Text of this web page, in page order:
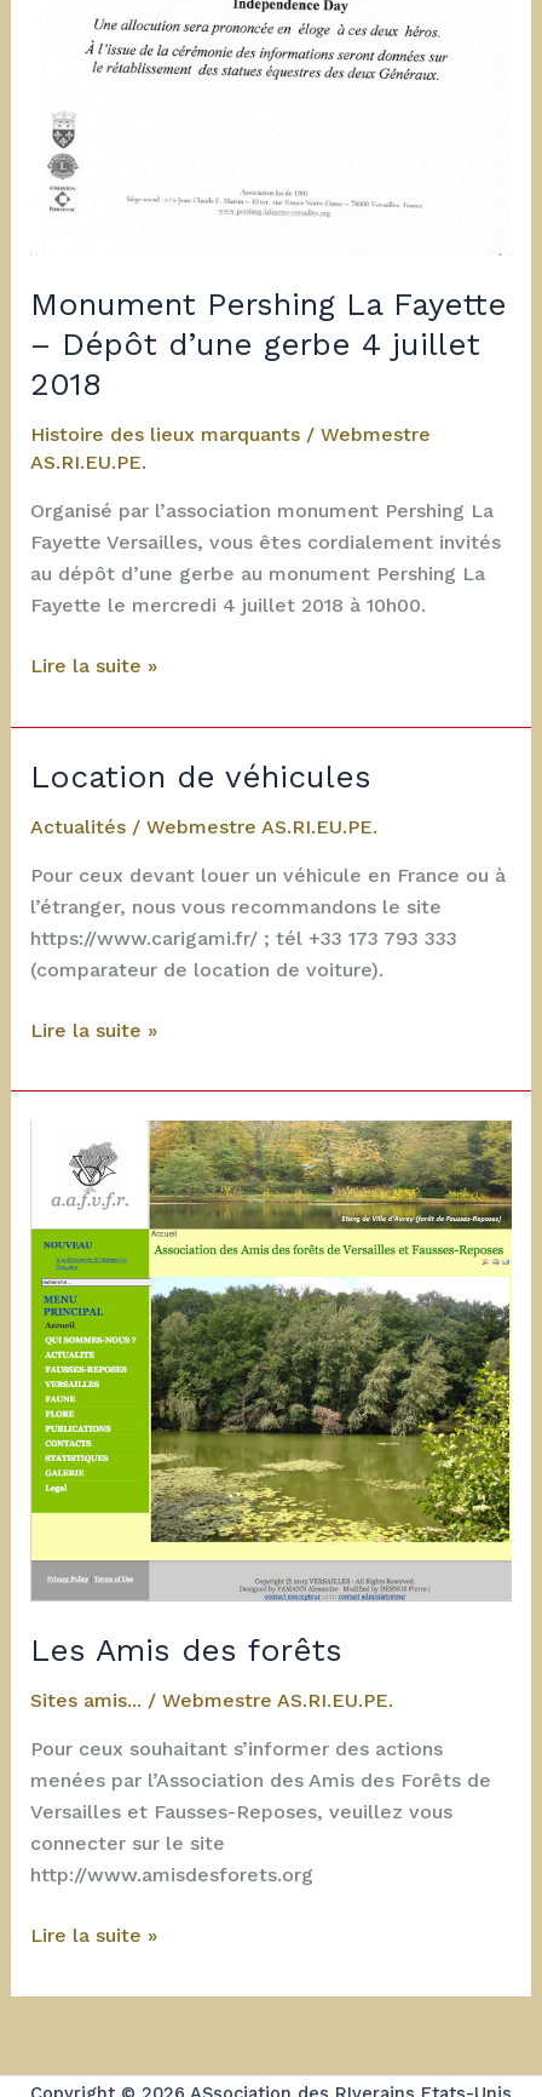
Monument Pershing La Fayette
– Dépôt d’une gerbe 4 juillet
2018
Histoire des lieux marquants/ Webmestre
AS.RI.EU.PE.
Organisé par l’association monument Pershing La
Fayette Versailles, vous êtes cordialement invités
au dépôt d’une gerbe au monument Pershing La
Fayette le mercredi 4 juillet 2018 à 10h00.
Monument
La
–
Dépôt
gerbe
4
juillet
2018
Lire la suite »
Location de véhicules
Actualités/ Webmestre AS.RI.EU.PE.
Pour ceux devant louer un véhicule en France ou à
l’étranger, nous vous recommandons le site
https://www.carigami.fr/ ; tél +33 173 793 333
(comparateur de location de voiture).
Location
véhicules
Lire la suite »
Les Amis des forêts
Sites amis... / Webmestre AS.RI.EU.PE.
Pour ceux souhaitant s’informer des actions
menées par l’Association des Amis des Forêts de
Versailles et Fausses-Reposes, veuillez vous
connecter sur le site
http://www.amisdesforets.org
Les
des
Lire la suite »